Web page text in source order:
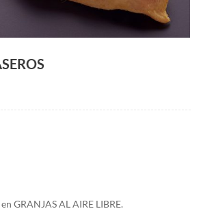
GRANJAS AL AIRE LIBRE.